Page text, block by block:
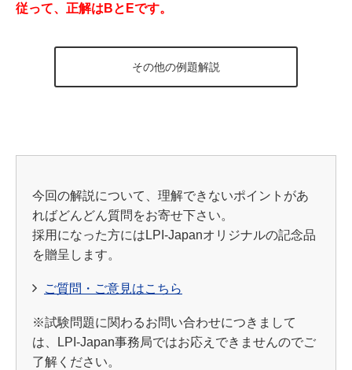
従って、正解はBとEです。
その他の例題解説
今回の解説について、理解できないポイントがあ
ればどんどん質問をお寄せ下さい。
採用になった方にはLPI-Japanオリジナルの記念品
を贈呈します。
ご質問・ご意見はこちら
※試験問題に関わるお問い合わせにつきまして
は、LPI-Japan事務局ではお応えできませんのでご
了解ください。